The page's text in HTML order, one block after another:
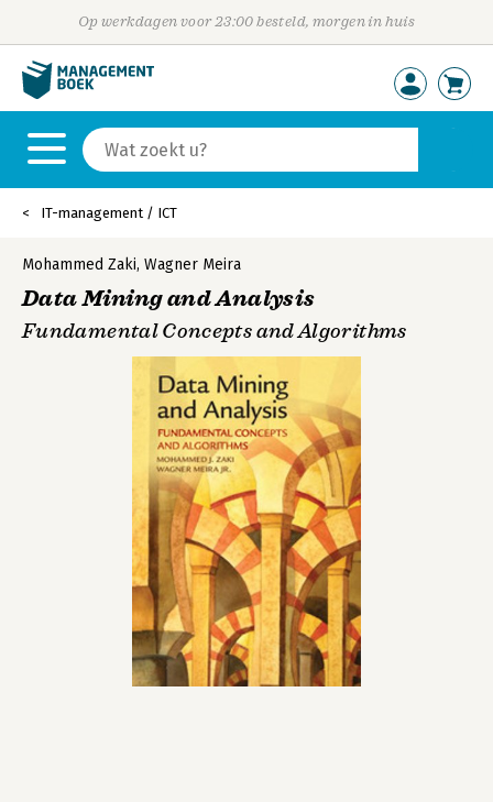
Op werkdagen voor 23:00 besteld, morgen in huis
IT-management / ICT
Mohammed Zaki, Wagner Meira
Data Mining and Analysis
Fundamental Concepts and Algorithms